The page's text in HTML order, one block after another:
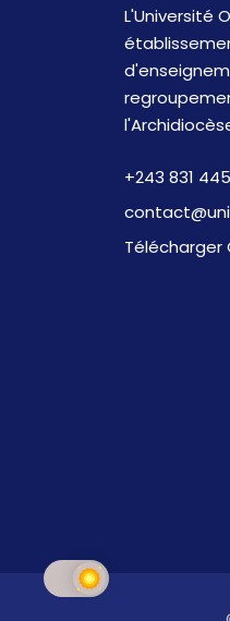
L'Université
+243 831
Télécharger